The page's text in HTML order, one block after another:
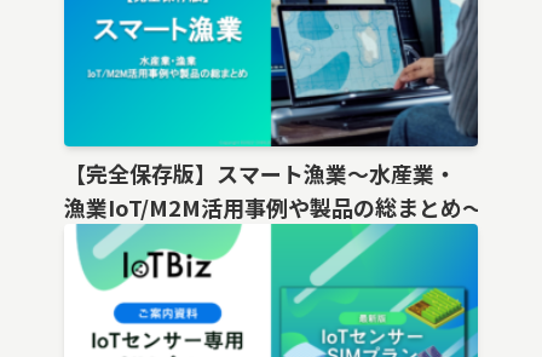
【完全保存版】スマート漁業〜水産業・
漁業IoT/M2M活用事例や製品の総まとめ〜